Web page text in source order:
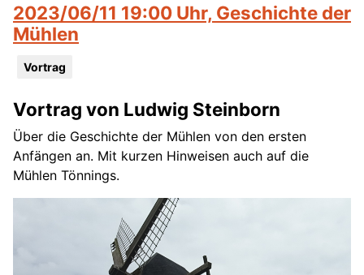
2023/06/11 19:00 Uhr, Geschichte der
Mühlen
Vortrag
Vortrag von Ludwig Steinborn
Über die Geschichte der Mühlen von den ersten
Anfängen an. Mit kurzen Hinweisen auch auf die
Mühlen Tönnings.